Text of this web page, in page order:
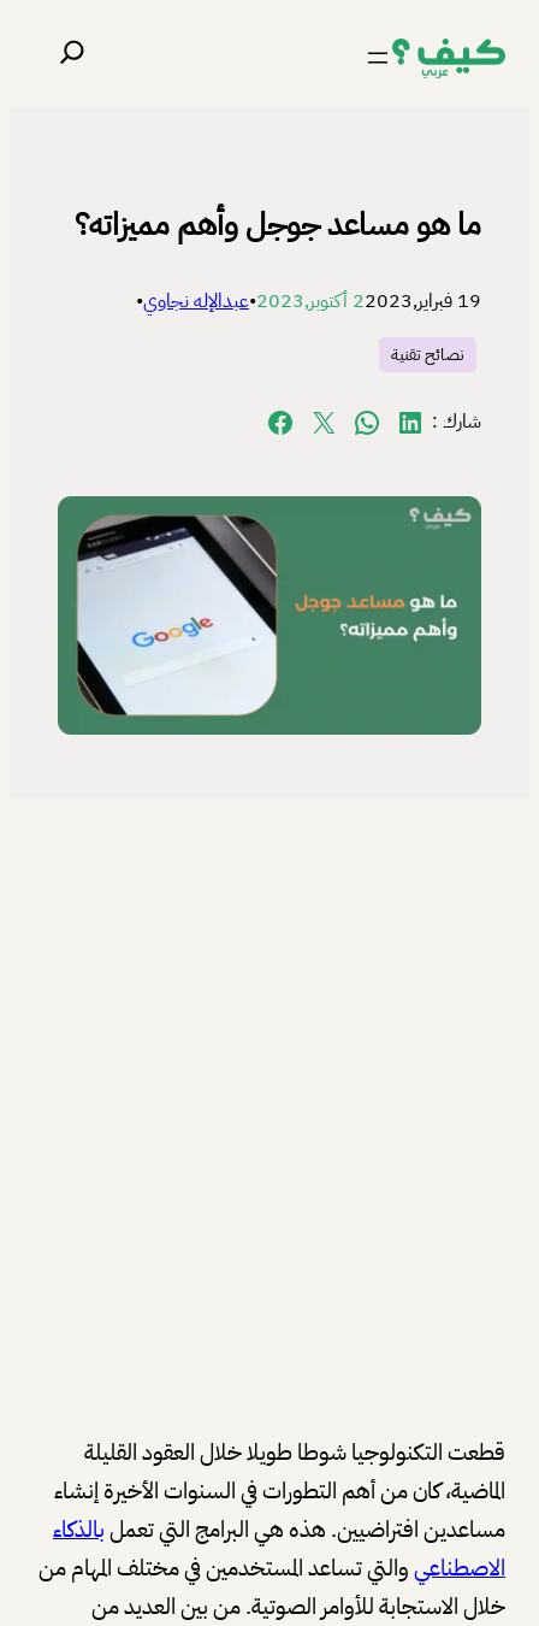
البحث
ما هو مساعد جوجل وأهم مميزاته؟
19 فبراير,2023 2 أكتوبر,2023 •عبدالإله نجاوي•
نصائح تقنية
شارك : Share on LinkedIn
Share on WhatsApp
Share on X
Share on Facebook
قطعت التكنولوجيا شوطا طويلا خلال العقود القليلة
الماضية، كان من أهم التطورات في السنوات الأخيرة إنشاء
مساعدين افتراضيين. هذه هي البرامج التي تعملبالذكاء
الاصطناعيوالتي تساعد المستخدمين في مختلف المهام من
خلال الاستجابة للأوامر الصوتية. من بين العديد من